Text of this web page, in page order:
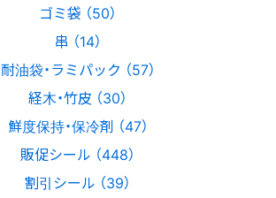
ゴミ袋 （50）
串 （14）
耐油袋・ラミパック （57）
経木・竹皮 （30）
鮮度保持・保冷剤 （47）
販促シール （448）
割引シール （39）